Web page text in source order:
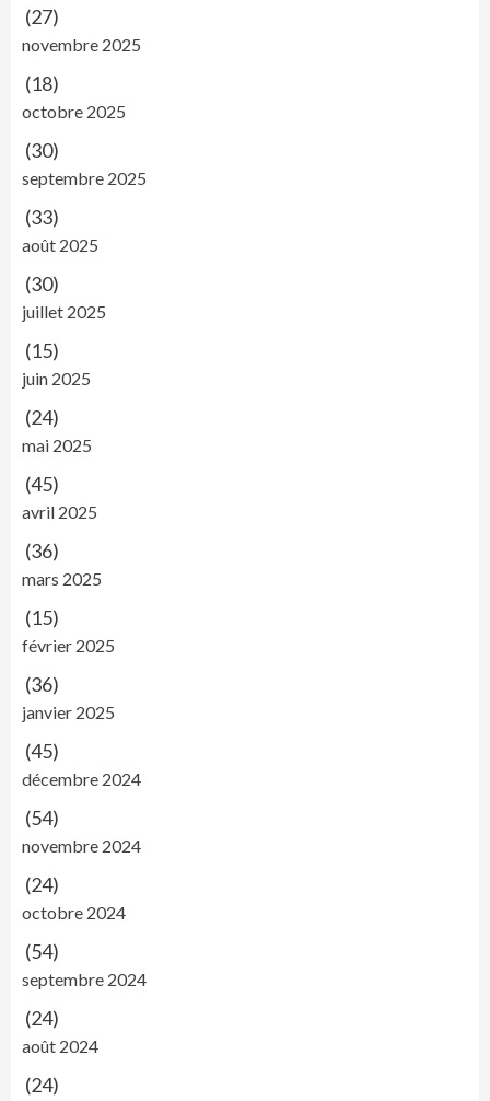
(27)
novembre 2025
(18)
octobre 2025
(30)
septembre 2025
(33)
août 2025
(30)
juillet 2025
(15)
juin 2025
(24)
mai 2025
(45)
avril 2025
(36)
mars 2025
(15)
février 2025
(36)
janvier 2025
(45)
décembre 2024
(54)
novembre 2024
(24)
octobre 2024
(54)
septembre 2024
(24)
août 2024
(24)